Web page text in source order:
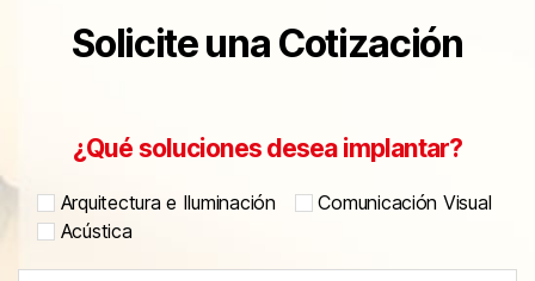
Solicite una Cotización
¿Qué soluciones desea implantar?
Arquitectura e Iluminación
Comunicación Visual
Acústica